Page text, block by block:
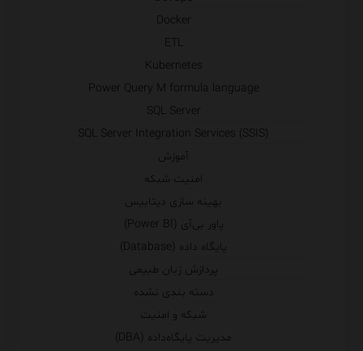
Docker
ETL
Kubernetes
Power Query M formula language
SQL Server
SQL Server Integration Services (SSIS)
آموزش
امنیت شبکه
بهینه سازی دیتابیس
پاور بی‌آی (Power BI)
پایگاه داده (Database)
پردازش زبان طبیعی
دسته بندی نشده
شبکه و امنیت
مدیریت پایگاه‌داده (DBA)